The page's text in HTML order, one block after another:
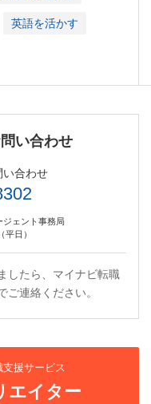
英語を活かす
い合わせ
い合わせ
ジェント事務局
平日）
したら、マイナビ転職
連絡ください。
援サービス
エイター